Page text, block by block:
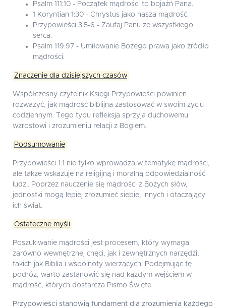
Psalm 111:10 - Początek mądrości to bojaźń Pana.
1 Koryntian 1:30 - Chrystus jako nasza mądrość.
Przypowieści 3:5-6 - Zaufaj Panu ze wszystkiego
serca.
Psalm 119:97 - Umiłowanie Bożego prawa jako źródło
mądrości.
Znaczenie dla dzisiejszych czasów
Współczesny czytelnik Księgi Przypowieści powinien
rozważyć, jak mądrość biblijna zastosować w swoim życiu
codziennym. Tego typu refleksja sprzyja duchowemu
wzrostowi i zrozumieniu relacji z Bogiem.
Podsumowanie
Przypowieści 1:1 nie tylko wprowadza w tematykę mądrości,
ale także wskazuje na religijną i moralną odpowiedzialność
ludzi. Poprzez nauczenie się mądrości z Bożych słów,
jednostki mogą lepiej zrozumieć siebie, innych i otaczający
ich świat.
Ostateczne myśli
Poszukiwanie mądrości jest procesem, który wymaga
zarówno wewnętrznej chęci, jak i zewnętrznych narzędzi,
takich jak Biblia i wspólnoty wierzących. Podejmując tę
podróż, warto zastanowić się nad każdym wejściem w
mądrość, których dostarcza Pismo Święte.
Przypowieści stanowią fundament dla zrozumienia każdego